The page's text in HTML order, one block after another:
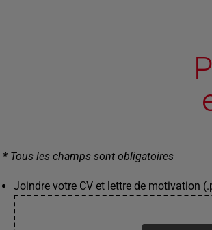
* Tous les champs sont obligatoires
Joindre votre CV et lettre de motivation